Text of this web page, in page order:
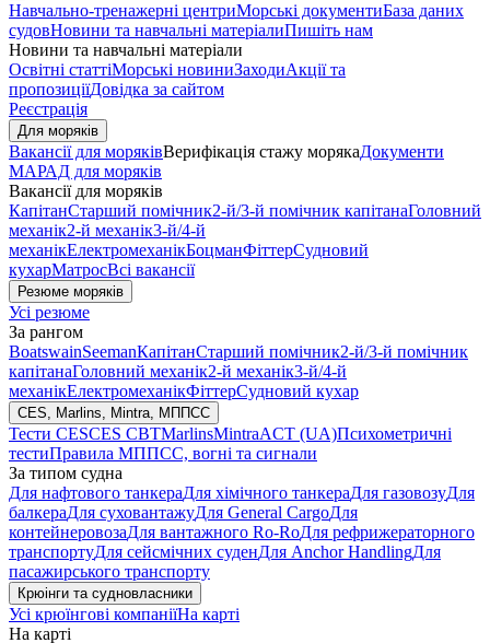
Навчально-тренажерні центриМорські документиБаза даних
судовНовини та навчальні матеріалиПишіть нам
Новини та навчальні матеріали
Освітні статтіМорські новиниЗаходиАкції та
пропозиціїДовідка за сайтом
Реєстрація
Для моряків
Вакансії для моряківВерифікація стажу морякаДокументи
МАРАД для моряків
Вакансії для моряків
КапітанСтарший помічник2-й/3-й помічник капітанаГоловний
механік2-й механік3-й/4-й
механікЕлектромеханікБоцманФіттерСудновий
кухарМатросВсі вакансії
Резюме моряків
Усі резюме
За рангом
BoatswainSeemanКапітанСтарший помічник2-й/3-й помічник
капітанаГоловний механік2-й механік3-й/4-й
механікЕлектромеханікФіттерСудновий кухар
CES, Marlins, Mintra, МППСС
Тести CESCES CBTMarlinsMintraACT (UA)Психометричні
тестиПравила МППСС, вогні та сигнали
За типом судна
Для нафтового танкераДля хімічного танкераДля газовозуДля
балкераДля суховантажуДля General CargoДля
контейнеровозаДля вантажного Ro-RoДля рефрижераторного
транспортуДля сейсмічних суденДля Anchor HandlingДля
пасажирського транспорту
Крюінги та судновласники
Усі крюїнгові компаніїНа карті
На карті